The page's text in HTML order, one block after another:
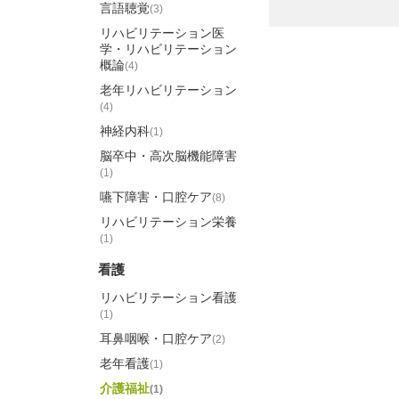
言語聴覚(3)
リハビリテーション医
学・リハビリテーション
概論(4)
老年リハビリテーション
(4)
神経内科(1)
脳卒中・高次脳機能障害
(1)
嚥下障害・口腔ケア(8)
リハビリテーション栄養
(1)
看護
リハビリテーション看護
(1)
耳鼻咽喉・口腔ケア(2)
老年看護(1)
介護福祉(1)